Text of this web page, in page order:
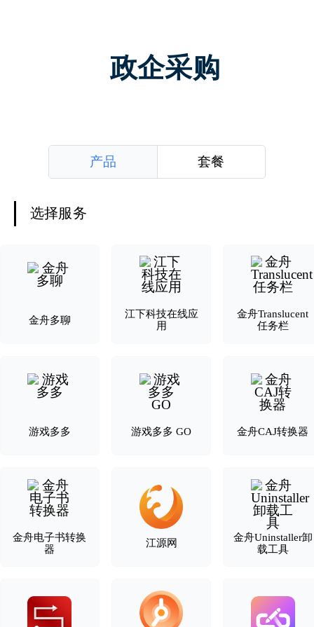
政企采购
产品 套餐
选择服务
金舟多聊
江下科技在线应
用
金舟Translucent
任务栏
游戏多多 游戏多多 GO 金舟CAJ转换器
金舟电子书转换
器
江源网
金舟Uninstaller卸
载工具